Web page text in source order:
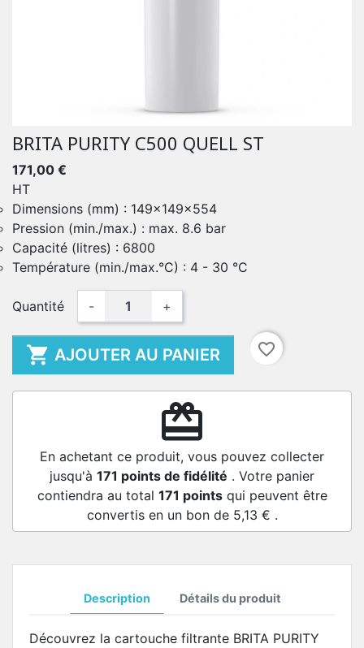
BRITA PURITY C500 QUELL ST
171,00 €
HT
Dimensions (mm) : 149x149x554
Pression (min./max.) : max. 8.6 bar
Capacité (litres) : 6800
Température (min./max.°C) : 4 - 30 °C
Quantité - +
 AJOUTER AU PANIER favorite_border
redeem
En achetant ce produit, vous pouvez collecter
jusqu'à 171 points de fidélité . Votre panier
contiendra au total 171 pointsqui peuvent être
convertis en un bon de 5,13 € .
Description Détails du produit
Découvrez la cartouche filtrante BRITA PURITY